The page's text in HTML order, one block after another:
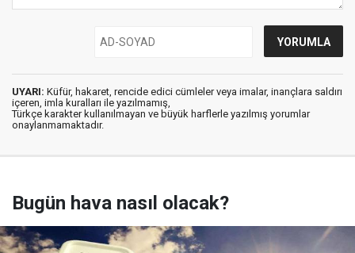
UYARI: Küfür, hakaret, rencide edici cümleler veya imalar, inançlara saldırı
içeren, imla kuralları ile yazılmamış,
Türkçe karakter kullanılmayan ve büyük harflerle yazılmış yorumlar
onaylanmamaktadır.
Bugün hava nasıl olacak?